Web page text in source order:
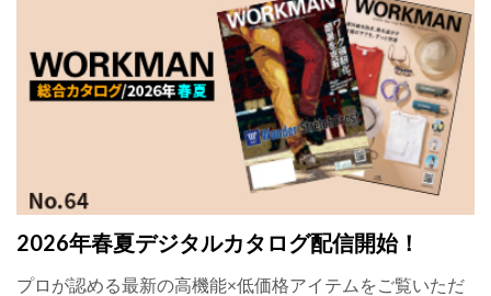
2026年春夏デジタルカタログ配信開始！
プロが認める最新の高機能×低価格アイテムをご覧いただ